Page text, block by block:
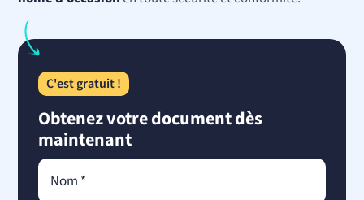
C'est gratuit !
Obtenez votre document dès
maintenant